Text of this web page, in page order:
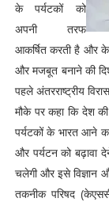
के पर्यटकों को
अपनी तरफ
आकर्षित करती है और
और मजबूत बनाने की
पहले अंतरराष्ट्रीय
मौके पर कहा कि देश की
पर्यटकों के भारत आने
और पर्यटन को बढ़ावा
चलेगी और इसे विज्ञान
तकनीक परिषद